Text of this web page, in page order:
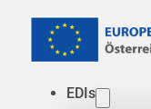
EDIs